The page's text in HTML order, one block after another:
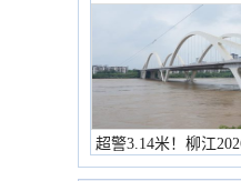
超警3.14米！柳江
市民在堤